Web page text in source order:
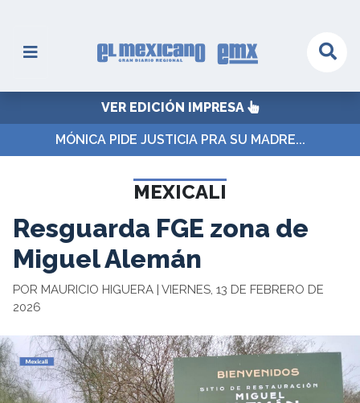
VER EDICIÓN IMPRESA
MÓNICA PIDE JUSTICIA PRA SU MADRE...
MEXICALI
Resguarda FGE zona de
Miguel Alemán
POR MAURICIO HIGUERA | VIERNES, 13 DE FEBRERO DE
2026